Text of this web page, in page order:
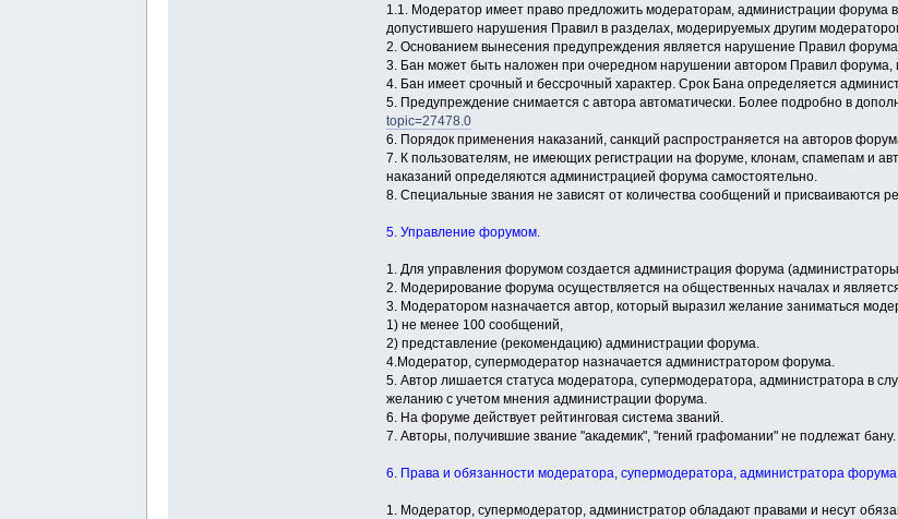
1.1. Модератор имеет право предложить модераторам, администрации форума
допустившего нарушения Правил в разделах, модерируемых другим
2. Основанием вынесения предупреждения является нарушение Правил
3. Бан может быть наложен при очередном нарушении автором Правил
4. Бан имеет срочный и бессрочный характер. Срок Бана определяется
5. Предупреждение снимается с автора автоматически. Более подробно в
topic=27478.0
6. Порядок применения наказаний, санкций распространяется на авторов
7. К пользователям, не имеющих регистрации на форуме, клонам, спамепам и
наказаний определяются администрацией форума самостоятельно.
8. Специальные звания не зависят от количества сообщений и присваиваются
5. Управление форумом.
1. Для управления форумом создается администрация форума
2. Модерирование форума осуществляется на общественных началах и
3. Модератором назначается автор, который выразил желание заниматься
1) не менее 100 сообщений,
2) представление (рекомендацию) администрации форума.
4.Модератор, супермодератор назначается администратором форума.
5. Автор лишается статуса модератора, супермодератора, администратора в
желанию с учетом мнения администрации форума.
6. На форуме действует рейтинговая система званий.
7. Авторы, получившие звание "академик", "гений графомании" не подлежат бану.
6. Права и обязанности модератора, супермодератора, администратора форума
1. Модератор, супермодератор, администратор обладают правами и несут